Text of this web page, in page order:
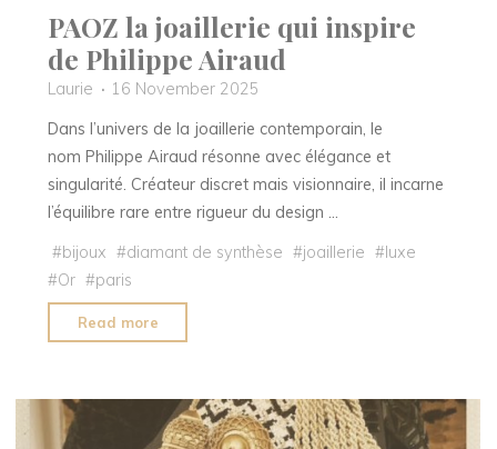
PAOZ la joaillerie qui inspire
de Philippe Airaud
Laurie
16 November 2025
Dans l’univers de la joaillerie contemporain, le
nom Philippe Airaud résonne avec élégance et
singularité. Créateur discret mais visionnaire, il incarne
l’équilibre rare entre rigueur du design …
#bijoux #diamant de synthèse #joaillerie #luxe
#Or #paris
Read more
la
qui
inspire